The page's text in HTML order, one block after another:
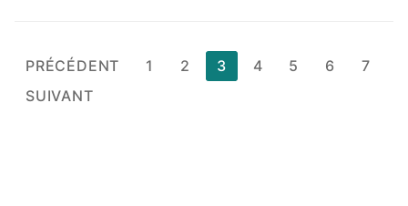
Pagination
des
PRÉCÉDENT 1 2 3 4 5 6
7
SUIVANT